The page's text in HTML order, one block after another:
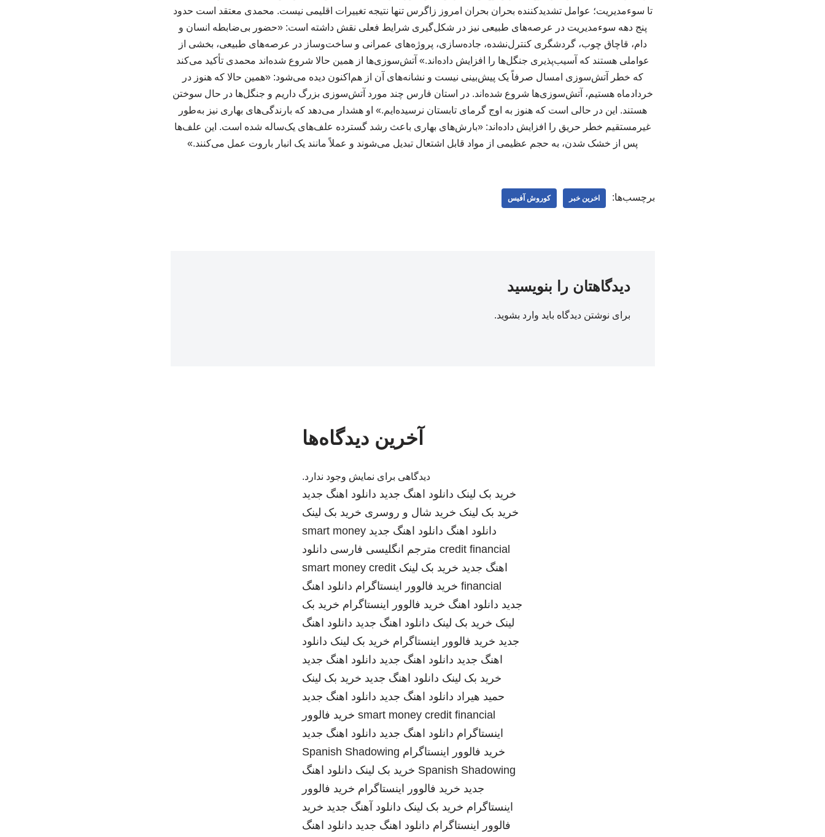
تا سوءمدیریت؛ عوامل تشدیدکننده بحران بحران امروز زاگرس تنها نتیجه تغییرات اقلیمی نیست. محمدی معتقد است حدود
پنج دهه سوءمدیریت در عرصه‌های طبیعی نیز در شکل‌گیری شرایط فعلی نقش داشته است: «حضور بی‌ضابطه انسان و
دام، قاچاق چوب، گردشگری کنترل‌نشده، جاده‌سازی، پروژه‌های عمرانی و ساخت‌وساز در عرصه‌های طبیعی، بخشی از
عواملی هستند که آسیب‌پذیری جنگل‌ها را افزایش داده‌اند.» آتش‌سوزی‌ها از همین حالا شروع شده‌اند محمدی تأکید می‌کند
که خطر آتش‌سوزی امسال صرفاً یک پیش‌بینی نیست و نشانه‌های آن از هم‌اکنون دیده می‌شود: «همین حالا که هنوز در
خردادماه هستیم، آتش‌سوزی‌ها شروع شده‌اند. در استان فارس چند مورد آتش‌سوزی بزرگ داریم و جنگل‌ها در حال سوختن
هستند. این در حالی است که هنوز به اوج گرمای تابستان نرسیده‌ایم.» او هشدار می‌دهد که بارندگی‌های بهاری نیز به‌طور
غیرمستقیم خطر حریق را افزایش داده‌اند: «بارش‌های بهاری باعث رشد گسترده علف‌های یک‌ساله شده است. این علف‌ها
پس از خشک شدن، به حجم عظیمی از مواد قابل اشتعال تبدیل می‌شوند و عملاً مانند یک انبار باروت عمل می‌کنند.»
برچسب‌ها: اخرین خبر کوروش آفیس
دیدگاهتان را بنویسید
برای نوشتن دیدگاه باید وارد بشوید.
آخرین دیدگاه‌ها
دیدگاهی برای نمایش وجود ندارد.
خرید بک لینک دانلود اهنگ جدید دانلود اهنگ جدید
خرید بک لینک خرید شال و روسری خرید بک لینک
دانلود اهنگ دانلود اهنگ جدید smart money
credit financial مترجم انگلیسی فارسی دانلود
اهنگ جدید خرید بک لینک smart money credit
financial خرید فالوور اینستاگرام دانلود اهنگ
جدید دانلود اهنگ خرید فالوور اینستاگرام خرید بک
لینک خرید بک لینک دانلود اهنگ جدید دانلود اهنگ
جدید خرید فالوور اینستاگرام خرید بک لینک دانلود
اهنگ جدید دانلود اهنگ جدید دانلود اهنگ جدید
خرید بک لینک دانلود اهنگ جدید خرید بک لینک
حمید هیراد دانلود اهنگ جدید دانلود اهنگ جدید
smart money credit financial خرید فالوور
اینستاگرام دانلود اهنگ جدید دانلود اهنگ جدید
خرید فالوور اینستاگرام Spanish Shadowing
Spanish Shadowing خرید بک لینک دانلود اهنگ
جدید خرید فالوور اینستاگرام خرید فالوور
اینستاگرام خرید بک لینک دانلود آهنگ جدید خرید
فالوور اینستاگرام دانلود اهنگ جدید دانلود اهنگ